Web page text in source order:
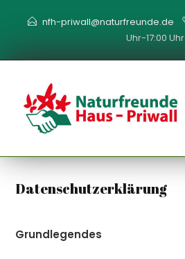
nfh-priwall@naturfreunde.de
Uhr-17:00 Uhr
Datenschutzerklärung
Grundlegendes